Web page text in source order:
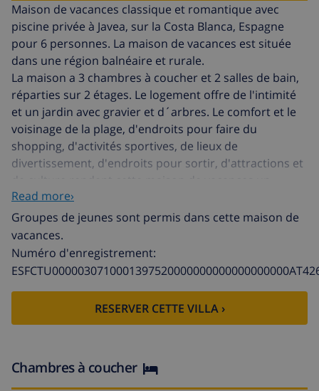
Maison de vacances classique et romantique avec
piscine privée à Javea, sur la Costa Blanca, Espagne
pour 6 personnes. La maison de vacances est située
dans une région balnéaire et rurale.
La maison a 3 chambres à coucher et 2 salles de bain,
réparties sur 2 étages. Le logement offre de l'intimité
et un jardin avec gravier et d´arbres. Le comfort et le
voisinage de la plage, d'endroits pour faire du
shopping, d'activités sportives, de lieux de
divertissement, d'endroits pour sortir, d'attractions et
logement convenable pour passer les vacances en
Espagne avec votre famille ou vos amis.
Intérieur de la maison
salle de séjour avec télévision, lecteur de DVD et hifi
3 chambres à coucher et 2 salles de bain
machine à laver dans la cuisine
Read more›
Groupes de jeunes sont permis dans cette maison de
vacances.
Numéro d'enregistrement:
RESERVER CETTE VILLA ›
Chambres à coucher